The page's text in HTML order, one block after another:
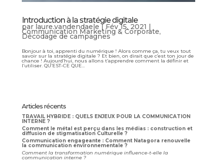
Introduction à la stratégie digitale
par laure.vandendaele|Fév 15, 2021 |
Communication Marketing & Corporate,
Décodage de campagnes
Bonjour à toi, apprenti du numérique ! Alors comme ça, tu veux tout
savoir sur la stratégie digitale ? Et bien, on dirait que c’est ton jour de
chance ! Aujourd’hui, nous allons t’apprendre comment la définir et
l’utiliser. QU’EST-CE QUE...
Articles récents
TRAVAIL HYBRIDE : QUELS ENJEUX POUR LA COMMUNICATION
INTERNE ?
Comment le métal est perçu dans les médias : construction et
diffusion de stigmatisation Culturelle ?
Communication engageante : Comment Natagora renouvelle
la communication environnementale ?
Comment la transformation numérique influence-t-elle la
communication interne ?